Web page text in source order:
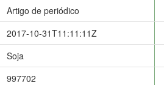
Artigo de periódico
2017-10-31T11:11:11Z
Soja
997702